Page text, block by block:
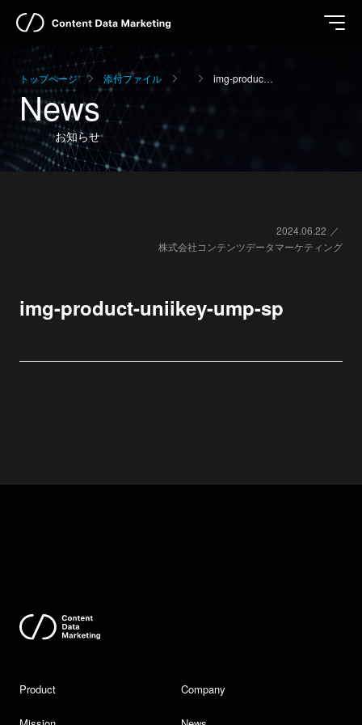
トップページ 添付ファイル img-produc…
News
お知らせ
2024.06.22
株式会社コンテンツデータマーケティング
img-product-uniikey-ump-sp
Product Company